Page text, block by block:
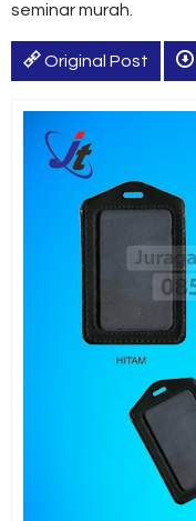
seminar murah.
Original Post